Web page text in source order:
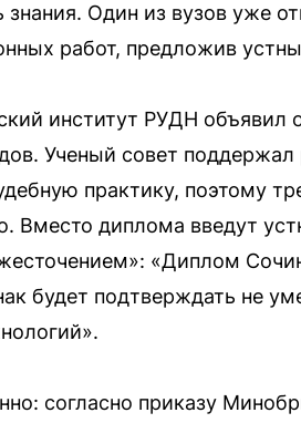
знания. Один из вузов уже
работ, предложив
институт РУДН объявил
Ученый совет
практику, поэтому
Вместо диплома введут
«Диплом
будет подтверждать не
согласно приказу